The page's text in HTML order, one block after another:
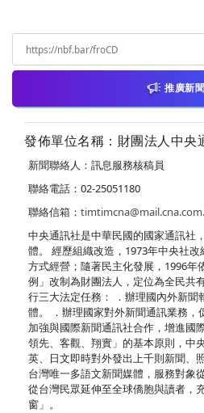
推廣新
發佈單位名稱：財團法人中央
新聞聯絡人：訊息服務核稿員
聯絡電話：02-25051180
聯絡信箱：
中央通訊社是中華民國的國家通訊社
體。 經歷組織改造，1973年中央社
方式經營；隨著民主化發展，1996年
例」改制為財團法人，定位為全民共
行三大法定任務： ．辦理國內外新聞
體。 ．辦理國家對外新聞通訊業務，
加強與國際新聞通訊社合作，增進國
領先、客觀、翔實」的基本原則，中
英、日文即時對外發出上千則新聞、
台灣唯一多語文新聞媒體，服務對象
從台灣民眾延伸至全球僑胞與讀者，
窗」。